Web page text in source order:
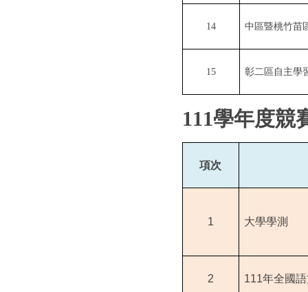
14 中區暨桃竹苗
15 彰二區自主學
111學年度競
項次
1 大學學測
2 111年全國